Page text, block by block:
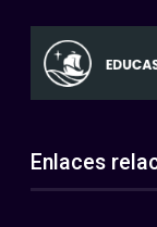
Enlaces